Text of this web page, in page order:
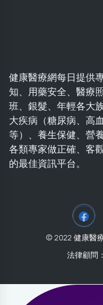
健康醫療網每日提供
知、用藥安全、醫療
班、銀髮、年輕各大
大疾病（糖尿病、高
等）、養生保健、營
各類專家做正確、客
的最佳資訊平台。
© 2022 健康醫
法律顧問